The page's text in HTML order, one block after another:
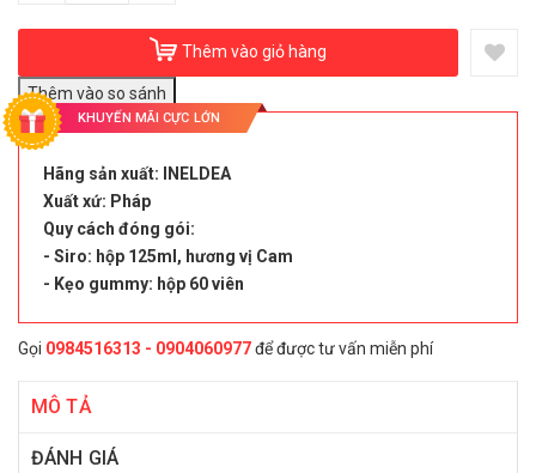
Thêm vào giỏ hàng
KHUYẾN MÃI CỰC LỚN
Hãng sản xuất: INELDEA
Xuất xứ: Pháp
Quy cách đóng gói:
- Siro: hộp 125ml, hương vị Cam
- Kẹo gummy: hộp 60 viên
Gọi 0984516313 - 0904060977để được tư vấn miễn phí
MÔ TẢ
ĐÁNH GIÁ